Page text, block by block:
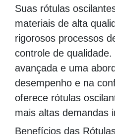
Suas rótulas
materiais de alta
rigorosos processos
controle de
avançada e uma
desempenho e na
oferece rótulas
mais altas demandas
Benefícios das